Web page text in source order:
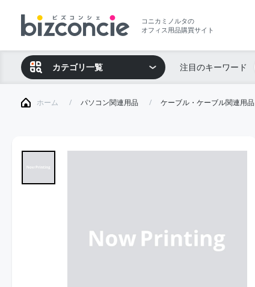
コニカミノルタの
オフィス用品購買サイト
カテゴリ一覧 注目のキーワード
ホーム パソコン関連用品 ケーブル・ケーブル関連用品